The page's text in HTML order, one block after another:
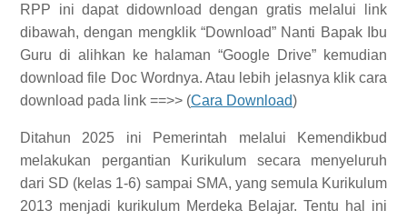
RPP ini dapat didownload dengan gratis melalui link
dibawah, dengan mengklik “Download” Nanti Bapak Ibu
Guru di alihkan ke halaman “Google Drive” kemudian
download file Doc Wordnya. Atau lebih jelasnya klik cara
download pada link ==>> (Cara Download)
Ditahun 2025 ini Pemerintah melalui Kemendikbud
melakukan pergantian Kurikulum secara menyeluruh
dari SD (kelas 1-6) sampai SMA, yang semula Kurikulum
2013 menjadi kurikulum Merdeka Belajar. Tentu hal ini